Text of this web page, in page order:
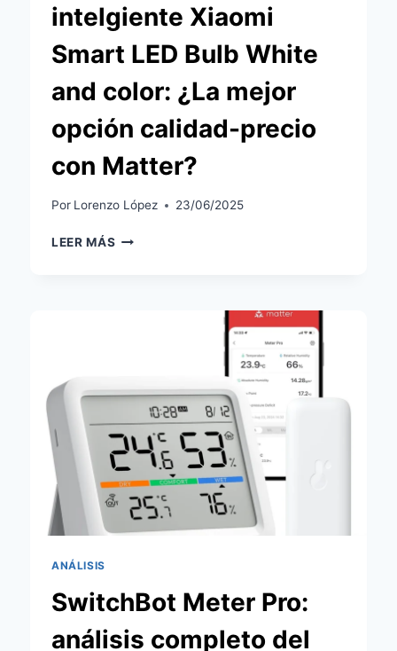
intelgiente Xiaomi
Smart LED Bulb White
and color: ¿La mejor
opción calidad-precio
con Matter?
Por Lorenzo López 23/06/2025
LEER MÁS ANÁLISIS
AND
COLOR:
¿LA
MEJOR
OPCIÓN
CALIDAD-
PRECIO
CON
MATTER?
ANÁLISIS
SwitchBot Meter Pro:
análisis completo del